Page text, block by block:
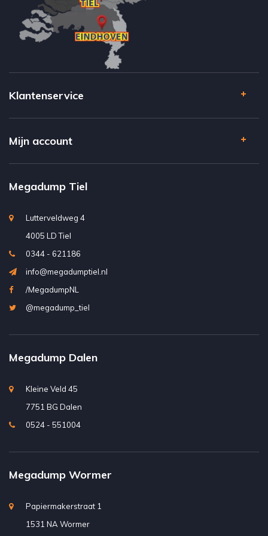
Klantenservice
Mijn account
Megadump Tiel
Lutterveldweg 4
4005 LD Tiel
0344 - 621186
info@megadumptiel.nl
/MegadumpNL
@megadump_tiel
Megadump Dalen
Kleine Veld 45
7751 BG Dalen
0524 - 551004
Megadump Wormer
Papiermakerstraat 1
1531 NA Wormer